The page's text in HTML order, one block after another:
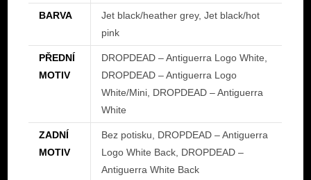
BARVA
Jet black/heather grey, Jet black/hot
pink
PŘEDNÍ
MOTIV
DROPDEAD – Antiguerra Logo White,
DROPDEAD – Antiguerra Logo
White/Mini, DROPDEAD – Antiguerra
White
ZADNÍ
MOTIV
Bez potisku, DROPDEAD – Antiguerra
Logo White Back, DROPDEAD –
Antiguerra White Back